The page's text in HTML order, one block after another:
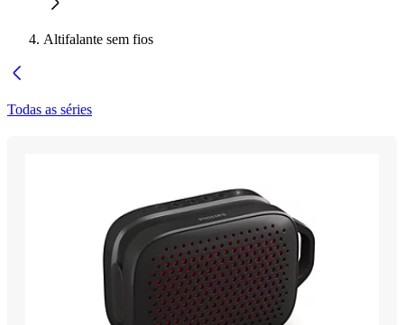
Altifalante sem fios
Todas as séries